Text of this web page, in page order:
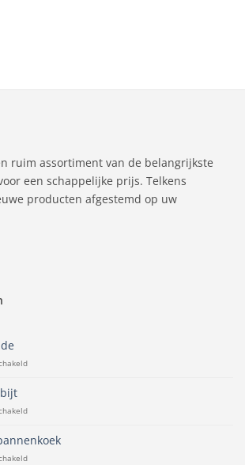
ruim assortiment van de belangrijkste
een schappelijke prijs. Telkens
producten afgestemd op uw
voor
voor
ontbijt
voor